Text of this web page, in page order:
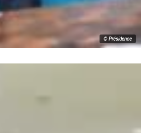
© Présidence